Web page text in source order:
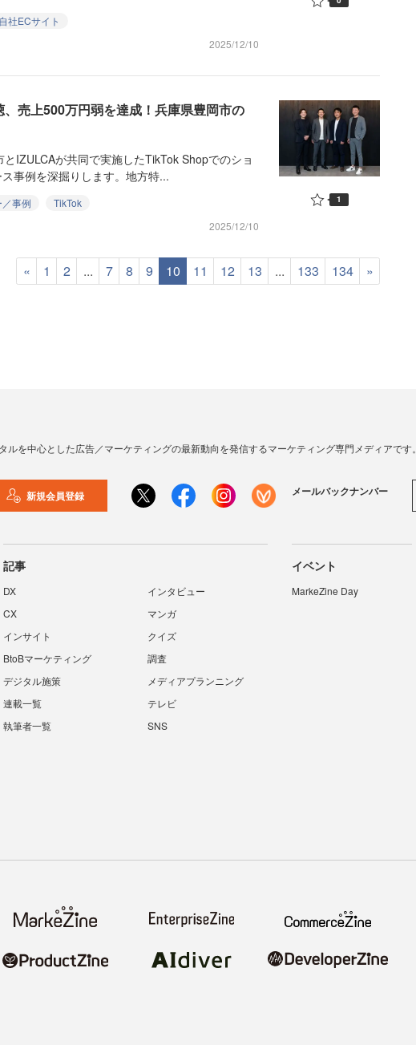
自社ECサイト
2025/12/10
売上500万円弱を達成！兵庫県豊岡市の
IZULCAが共同で実施したTikTok Shopでのショ
事例を深掘りします。地方特...
事例
TikTok
2025/12/10
1
« 1 2 ... 7 8 9 10 11 12 13 ... 133 134 »
ルを中心とした広告／マーケティングの最新動向を発信するマーケティング専門メディアです。
新規会員登録 メールバックナンバー
記事
DX
インタビュー
CX
マンガ
インサイト
クイズ
BtoBマーケティング
調査
デジタル施策
メディアプランニング
連載一覧
テレビ
執筆者一覧
SNS
イベント
MarkeZine Day